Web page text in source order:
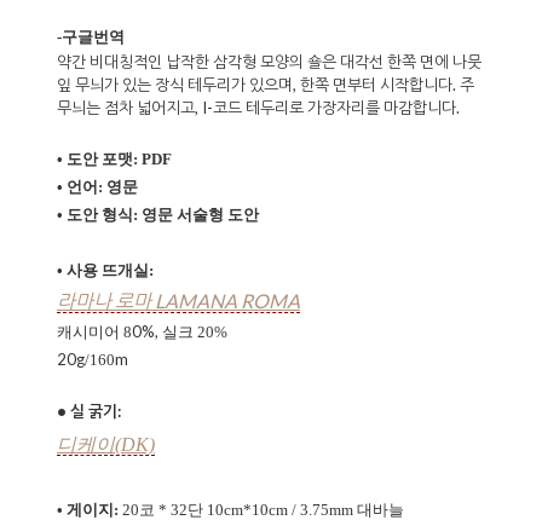
-구글번역
약간 비대칭적인 납작한 삼각형 모양의 숄은 대각선 한쪽 면에 나뭇
잎 무늬가 있는 장식 테두리가 있으며, 한쪽 면부터 시작합니다. 주
무늬는 점차 넓어지고, I-코드 테두리로 가장자리를 마감합니다.
• 도안 포맷: PDF
• 언어: 영문
• 도안 형식: 영문 서술형 도안
• 사용 뜨개실:
라마나 로마 LAMANA ROMA
캐시미어 80%, 실크 20%
20g/160m
• 실 굵기:
디케이(DK)
• 게이지: 20코 * 32단 10cm*10cm / 3.75mm 대바늘